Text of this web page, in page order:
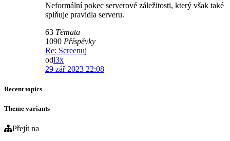
Neformální pokec serverové záležitosti, který však také
splňuje pravidla serveru.
63 Témata
1090 Příspěvky
Re: Screenuj
odl3x
29 zář 2023 22:08
Recent topics
Theme variants
Přejít na